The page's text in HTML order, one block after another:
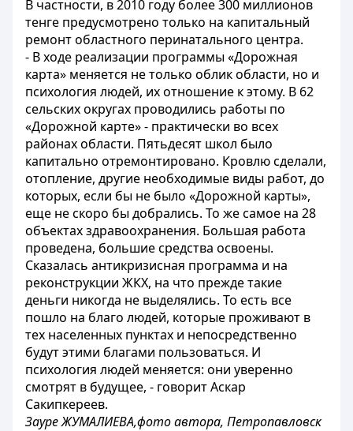
В частности, в 2010 году более 300 миллионов
тенге предусмотрено только на капитальный
ремонт областного перинатального центра.
- В ходе реализации программы «Дорожная
карта» меняется не только облик области, но и
психология людей, их отношение к этому. В 62
сельских округах проводились работы по
«Дорожной карте» - практически во всех
районах области. Пятьдесят школ было
капитально отремонтировано. Кровлю сделали,
отопление, другие необходимые виды работ, до
которых, если бы не было «Дорожной карты»,
еще не скоро бы добрались. То же самое на 28
объектах здравоохранения. Большая работа
проведена, большие средства освоены.
Сказалась антикризисная программа и на
реконструкции ЖКХ, на что прежде такие
деньги никогда не выделялись. То есть все
пошло на благо людей, которые проживают в
тех населенных пунктах и непосредственно
будут этими благами пользоваться. И
психология людей меняется: они уверенно
смотрят в будущее, - говорит Аскар
Сакипкереев.
Зауре ЖУМАЛИЕВА,фото автора, Петропавловск